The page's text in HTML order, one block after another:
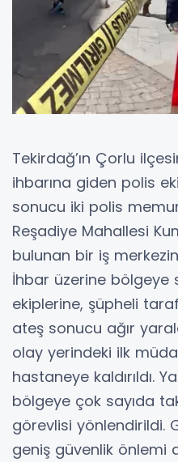
Tekirdağ’ın Çorlu
ihbarına giden polis
sonucu iki polis
Reşadiye Mahallesi
bulunan bir iş
İhbar üzerine bölgeye
ekiplerine, şüpheli
ateş sonucu ağır
olay yerindeki ilk
hastaneye kaldırıldı.
bölgeye çok sayıda
görevlisi yönlendirildi.
geniş güvenlik önlemi